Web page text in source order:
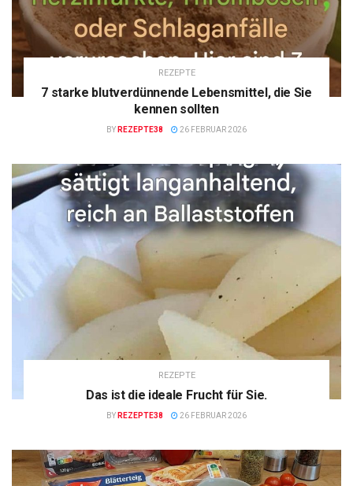
REZEPTE
7 starke blutverdünnende Lebensmittel, die Sie
kennen sollten
BY REZEPTE38 26 FEBRUAR 2026
REZEPTE
Das ist die ideale Frucht für Sie.
BY REZEPTE38 26 FEBRUAR 2026